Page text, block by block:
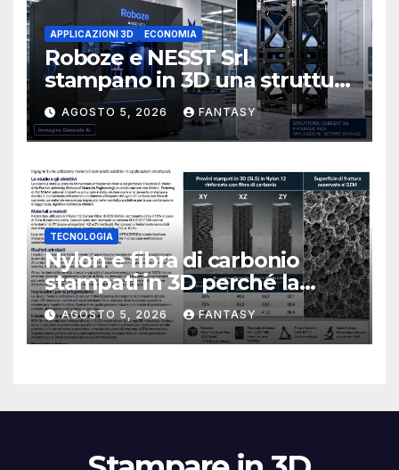
APPLICAZIONI 3D ECONOMIA
Roboze e NESST Srl
stampano in 3D una struttura
CubeSat 3U in Carbon PEEK
AGOSTO 5, 2026 FANTASY
TECNOLOGIA
Nylon e fibra di carbonio
stampati in 3D perché la
resistenza agli urti dipende
dal processo
AGOSTO 5, 2026 FANTASY